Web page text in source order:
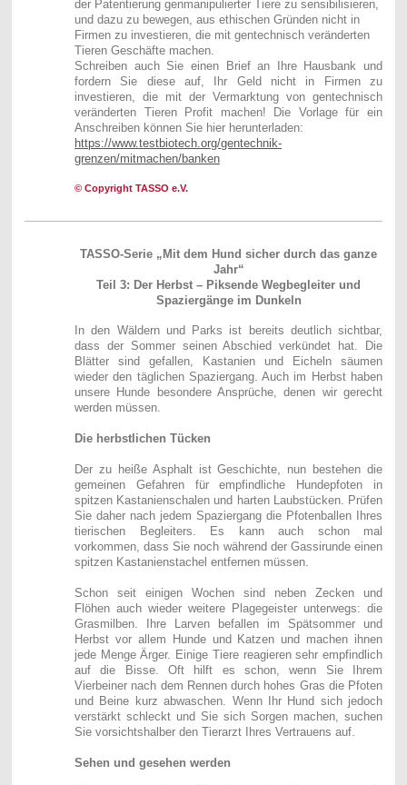
der Patentierung genmanipulierter Tiere zu sensibilisieren,
und dazu zu bewegen, aus ethischen Gründen nicht in
Firmen zu investieren, die mit gentechnisch veränderten
Tieren Geschäfte machen.
Schreiben auch Sie einen Brief an Ihre Hausbank und
fordern Sie diese auf, Ihr Geld nicht in Firmen zu
investieren, die mit der Vermarktung von gentechnisch
veränderten Tieren Profit machen! Die Vorlage für ein
Anschreiben können Sie hier herunterladen:
https://www.testbiotech.org/gentechnik-
grenzen/mitmachen/banken
© Copyright TASSO e.V.
TASSO-Serie „Mit dem Hund sicher durch das ganze
Jahr“
Teil 3: Der Herbst – Piksende Wegbegleiter und
Spaziergänge im Dunkeln
In den Wäldern und Parks ist bereits deutlich sichtbar,
dass der Sommer seinen Abschied verkündet hat. Die
Blätter sind gefallen, Kastanien und Eicheln säumen
wieder den täglichen Spaziergang. Auch im Herbst haben
unsere Hunde besondere Ansprüche, denen wir gerecht
werden müssen.
Die herbstlichen Tücken
Der zu heiße Asphalt ist Geschichte, nun bestehen die
gemeinen Gefahren für empfindliche Hundepfoten in
spitzen Kastanienschalen und harten Laubstücken. Prüfen
Sie daher nach jedem Spaziergang die Pfotenballen Ihres
tierischen Begleiters. Es kann auch schon mal
vorkommen, dass Sie noch während der Gassirunde einen
spitzen Kastanienstachel entfernen müssen.
Schon seit einigen Wochen sind neben Zecken und
Flöhen auch wieder weitere Plagegeister unterwegs: die
Grasmilben. Ihre Larven befallen im Spätsommer und
Herbst vor allem Hunde und Katzen und machen ihnen
jede Menge Ärger. Einige Tiere reagieren sehr empfindlich
auf die Bisse. Oft hilft es schon, wenn Sie Ihrem
Vierbeiner nach dem Rennen durch hohes Gras die Pfoten
und Beine kurz abwaschen. Wenn Ihr Hund sich jedoch
verstärkt schleckt und Sie sich Sorgen machen, suchen
Sie vorsichtshalber den Tierarzt Ihres Vertrauens auf.
Sehen und gesehen werden